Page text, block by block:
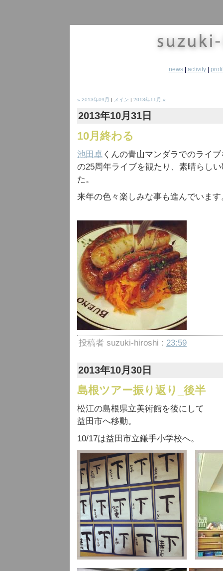
news| activity|
« 2013年09月 | メイン | 2013年11月 »
2013年10月31日
10月終わる
池田卓 くんの青山マンダラでのライ
の25周年ライブを観たり、素晴らし
た。
来年の色々楽しみな事も進んでいます
投稿者 suzuki-hiroshi : 23:59
2013年10月30日
島根ツアー振り返り_後半
松江の島根県立美術館を後にして
益田市へ移動。
10/17は益田市立鎌手小学校へ。